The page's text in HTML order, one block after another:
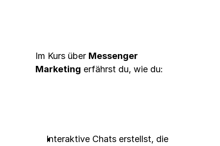
Im Kurs über Messenger
Marketing erfährst du, wie du:
Interaktive Chats erstellst, die